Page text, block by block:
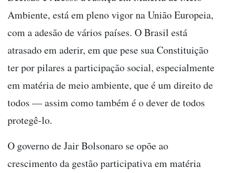
Ambiente, está em pleno vigor na União Europeia,
com a adesão de vários países. O Brasil está
atrasado em aderir, em que pese sua Constituição
ter por pilares a participação social, especialmente
em matéria de meio ambiente, que é um direito de
todos — assim como também é o dever de todos
protegê-lo.
O governo de Jair Bolsonaro se opõe ao
crescimento da gestão participativa em matéria